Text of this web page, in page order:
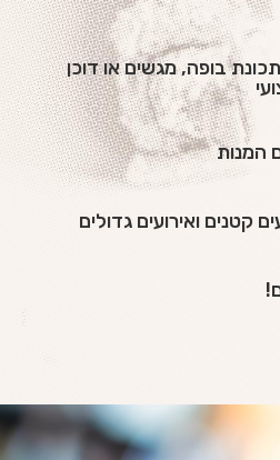
בופה, מגשים או דוכן
המנות
קטנים ואירועים גדולים